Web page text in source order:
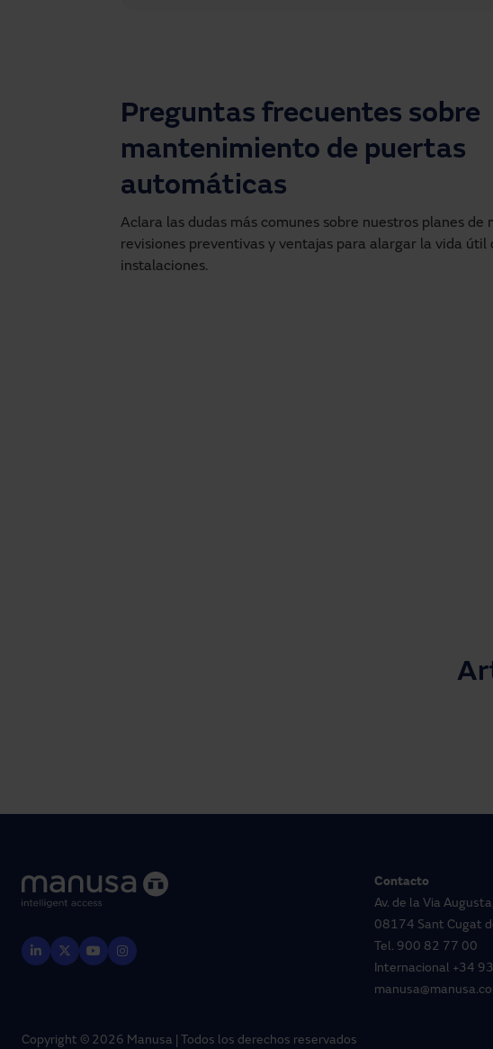
Preguntas frecuentes sobre
mantenimiento de puertas
automáticas
Aclara las dudas más comunes sobre nuestros planes de
revisiones preventivas y ventajas para alargar la vida útil
instalaciones.
Contacto
Av. de la Via
08174 Sant Cugat
Tel. 900 82 77 00
Internacional +34
Copyright © 2026 Manusa | Todos los derechos reservados